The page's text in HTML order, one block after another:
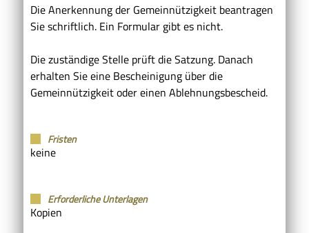
Die Anerkennung der Gemeinnützigkeit beantragen
Sie schriftlich. Ein Formular gibt es nicht.
Die zuständige Stelle prüft die Satzung. Danach
erhalten Sie eine Bescheinigung über die
Gemeinnützigkeit oder einen Ablehnungsbescheid.
Fristen
keine
Erforderliche Unterlagen
Kopien